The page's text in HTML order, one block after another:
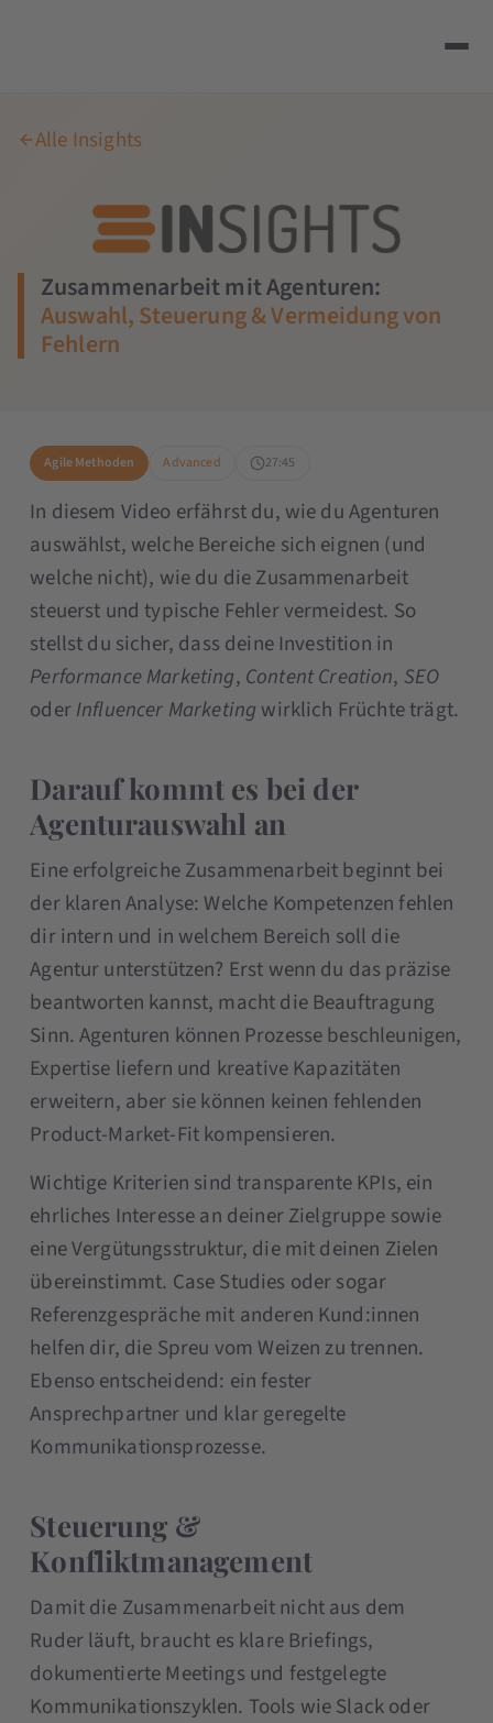
Alle Insights
Zusammenarbeit mit Agenturen:
Auswahl, Steuerung & Vermeidung von
Fehlern
Agile Methoden Advanced 27:45
In diesem Video erfährst du, wie du Agenturen
auswählst, welche Bereiche sich eignen (und
welche nicht), wie du die Zusammenarbeit
steuerst und typische Fehler vermeidest. So
stellst du sicher, dass deine Investition in
Performance Marketing, Content Creation, SEO
oderInfluencer Marketing wirklich Früchte trägt.
Darauf kommt es bei der
Agenturauswahl an
Eine erfolgreiche Zusammenarbeit beginnt bei
der klaren Analyse: Welche Kompetenzen fehlen
dir intern und in welchem Bereich soll die
Agentur unterstützen? Erst wenn du das präzise
beantworten kannst, macht die Beauftragung
Sinn. Agenturen können Prozesse beschleunigen,
Expertise liefern und kreative Kapazitäten
erweitern, aber sie können keinen fehlenden
Product-Market-Fit kompensieren.
Wichtige Kriterien sind transparente KPIs, ein
ehrliches Interesse an deiner Zielgruppe sowie
eine Vergütungsstruktur, die mit deinen Zielen
übereinstimmt. Case Studies oder sogar
Referenzgespräche mit anderen Kund:innen
helfen dir, die Spreu vom Weizen zu trennen.
Ebenso entscheidend: ein fester
Ansprechpartner und klar geregelte
Kommunikationsprozesse.
Steuerung &
Konfliktmanagement
Damit die Zusammenarbeit nicht aus dem
Ruder läuft, braucht es klare Briefings,
dokumentierte Meetings und festgelegte
Kommunikationszyklen. Tools wie Slack oder